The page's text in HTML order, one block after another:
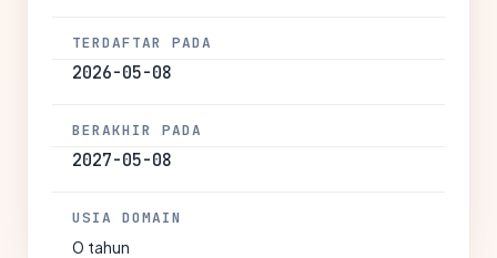
TERDAFTAR PADA
2026-05-08
BERAKHIR PADA
2027-05-08
USIA DOMAIN
0 tahun